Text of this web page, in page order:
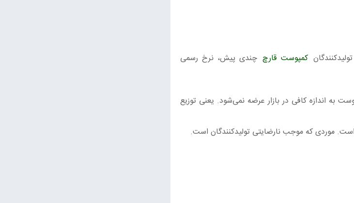
کمپوست قارچ چندی پیش، نرخ رسمی
به‌ اندازه کافی در بازار عرضه نمی‌شود. یعنی توزیع
موردی که موجب نارضایتی تولیدکنندگان است.